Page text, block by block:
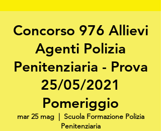
Concorso 976 Allievi
Agenti Polizia
Penitenziaria - Prova
25/05/2021
Pomeriggio
mar 25 mag
  |
Scuola Formazione Polizia
Penitenziaria